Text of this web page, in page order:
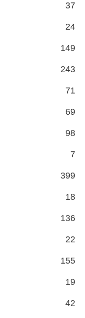
37
24
149
243
71
69
98
7
399
18
136
22
155
19
42